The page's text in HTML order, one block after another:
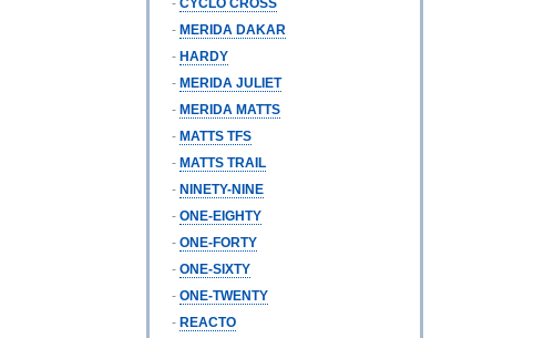
- CYCLO CROSS
- MERIDA DAKAR
- HARDY
- MERIDA JULIET
- MERIDA MATTS
- MATTS TFS
- MATTS TRAIL
- NINETY-NINE
- ONE-EIGHTY
- ONE-FORTY
- ONE-SIXTY
- ONE-TWENTY
- REACTO